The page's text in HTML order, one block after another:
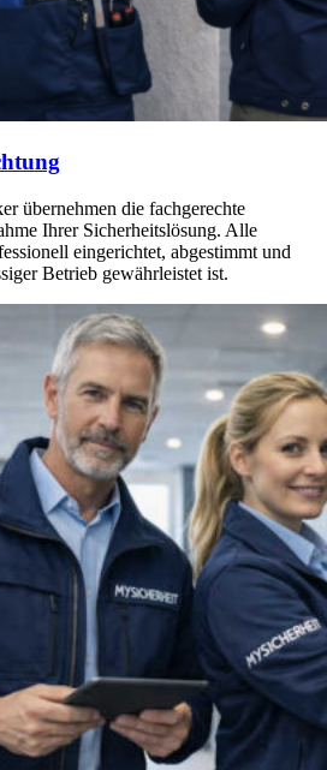
übernehmen die fachgerechte
Ihrer Sicherheitslösung. Alle
eingerichtet, abgestimmt und
Betrieb gewährleistet ist.